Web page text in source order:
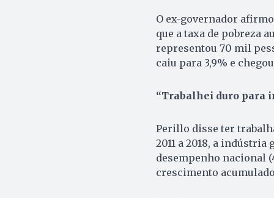
O ex-governador
que a taxa de pobreza
representou 70 mil
caiu para 3,9% e
“Trabalhei duro para
Perillo disse ter
2011 a 2018, a indústria
desempenho nacional
crescimento